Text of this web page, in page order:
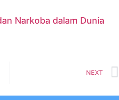
Narkoba dalam Dunia
NEXT